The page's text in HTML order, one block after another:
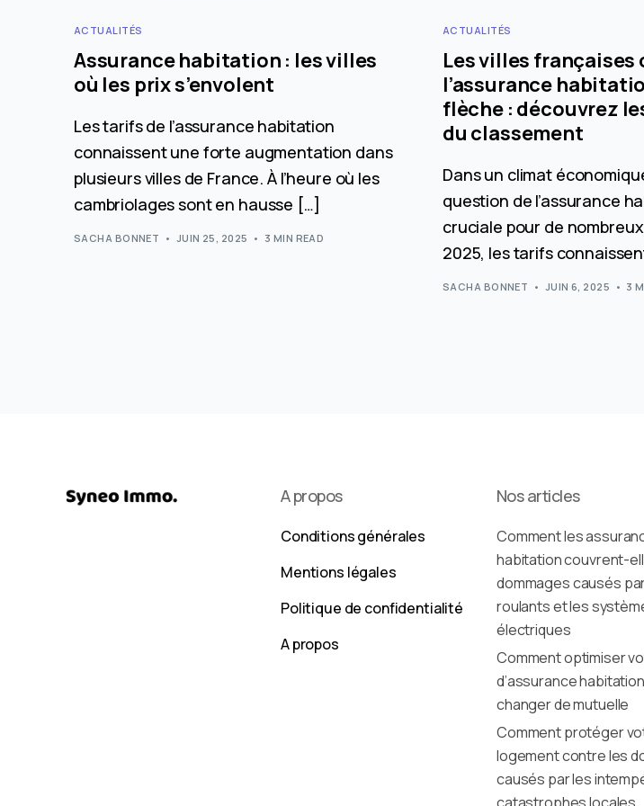
ACTUALITÉS
Assurance habitation : les villes
où les prix s’envolent
Les tarifs de l’assurance habitation
connaissent une forte augmentation dans
plusieurs villes de France. À l’heure où les
cambriolages sont en hausse […]
SACHA BONNET JUIN 25, 2025 3 MIN READ
ACTUALITÉS
Les villes françaises
l’assurance
flèche : découvrez
du classement
Dans un climat
question de l’assurance
cruciale pour de
2025, les tarifs
SACHA BONNET JUIN 6, 2025 3
A propos
Conditions générales
Mentions légales
Politique de confidentialité
A propos
Nos articles
Comment les
habitation couvrent-
dommages causés
roulants et les
électriques
Comment optimiser
d’assurance
changer de mutuelle
Comment protéger
logement contre les
causés par les